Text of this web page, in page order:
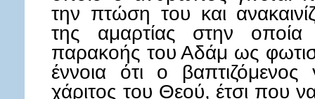
την πτώση του και
της αμαρτίας στην
παρακοής του Αδάμ ως
έννοια ότι ο
χάριτος του Θεού, έτσι που